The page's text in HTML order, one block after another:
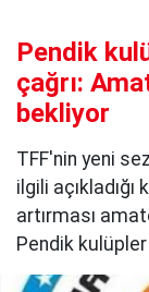
Pendik
çağrı:
bekliyor
TFF'nin yeni
ilgili
artırması
Pendik